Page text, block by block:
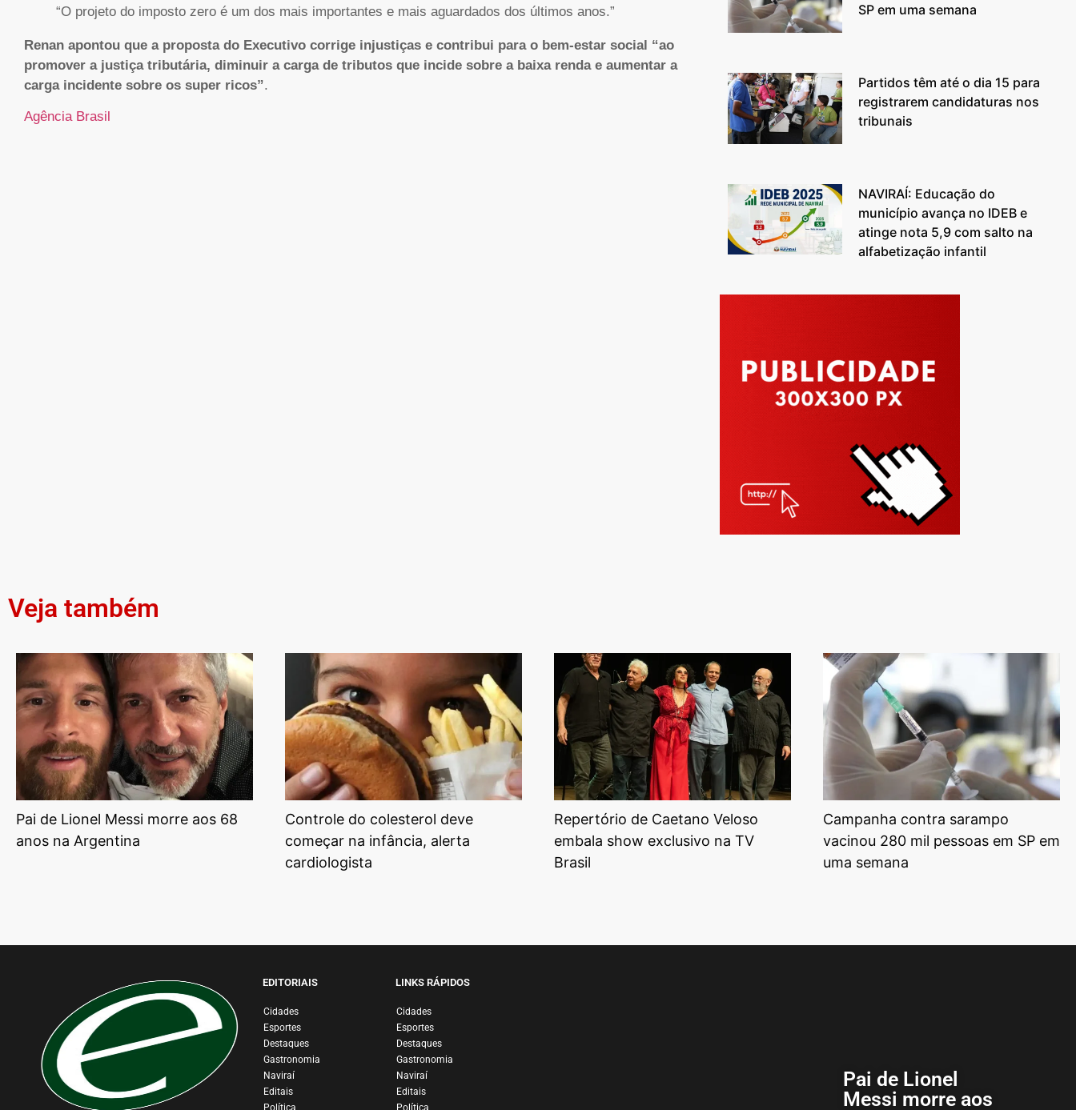
“O projeto do imposto zero é um dos mais importantes e mais aguardados dos últimos anos.”
Renan apontou que a proposta do Executivo corrige injustiças e contribui para o bem-estar social “ao
promover a justiça tributária, diminuir a carga de tributos que incide sobre a baixa renda e aumentar a
carga incidente sobre os super ricos”.
Agência Brasil
SP em uma semana
Partidos têm até o dia 15 para
registrarem candidaturas nos
tribunais
NAVIRAÍ: Educação do
município avança no IDEB e
atinge nota 5,9 com salto na
alfabetização infantil
Veja também
Pai de Lionel Messi morre aos 68
anos na Argentina
Controle do colesterol deve
começar na infância, alerta
cardiologista
Repertório de Caetano Veloso
embala show exclusivo na TV
Brasil
Campanha contra sarampo
vacinou 280 mil pessoas em SP em
uma semana
EDITORIAIS
Cidades
Esportes
Destaques
Gastronomia
Naviraí
Editais
Política
LINKS RÁPIDOS
Cidades
Esportes
Destaques
Gastronomia
Naviraí
Editais
Política
Pai de Lionel
Messi morre aos